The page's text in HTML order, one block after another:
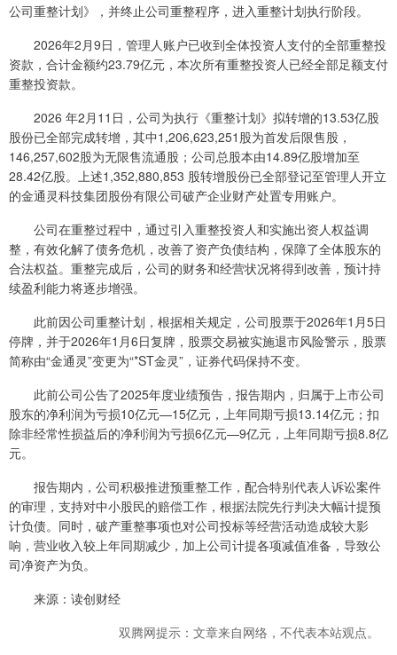
公司重整计划》，并终止公司重整程序，进入重整计划执行阶段。
2026年2月9日，管理人账户已收到全体投资人支付的全部重整投
资款，合计金额约23.79亿元，本次所有重整投资人已经全部足额支付
重整投资款。
2026 年2月11日，公司为执行《重整计划》拟转增的13.53亿股
股份已全部完成转增，其中1,206,623,251股为首发后限售股，
146,257,602股为无限售流通股；公司总股本由14.89亿股增加至
28.42亿股。上述1,352,880,853 股转增股份已全部登记至管理人开立
的金通灵科技集团股份有限公司破产企业财产处置专用账户。
公司在重整过程中，通过引入重整投资人和实施出资人权益调
整，有效化解了债务危机，改善了资产负债结构，保障了全体股东的
合法权益。重整完成后，公司的财务和经营状况将得到改善，预计持
续盈利能力将逐步增强。
此前因公司重整计划，根据相关规定，公司股票于2026年1月5日
停牌，并于2026年1月6日复牌，股票交易被实施退市风险警示，股票
简称由“金通灵”变更为“*ST金灵”，证券代码保持不变。
此前公司公告了2025年度业绩预告，报告期内，归属于上市公司
股东的净利润为亏损10亿元—15亿元，上年同期亏损13.14亿元；扣
除非经常性损益后的净利润为亏损6亿元—9亿元，上年同期亏损8.8亿
元。
报告期内，公司积极推进预重整工作，配合特别代表人诉讼案件
的审理，支持对中小股民的赔偿工作，根据法院先行判决大幅计提预
计负债。同时，破产重整事项也对公司投标等经营活动造成较大影
响，营业收入较上年同期减少，加上公司计提各项减值准备，导致公
司净资产为负。
来源：读创财经
双腾网提示：文章来自网络，不代表本站观点。